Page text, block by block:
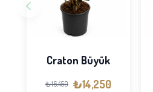
Craton Büyük
₺16,450 ₺14,250